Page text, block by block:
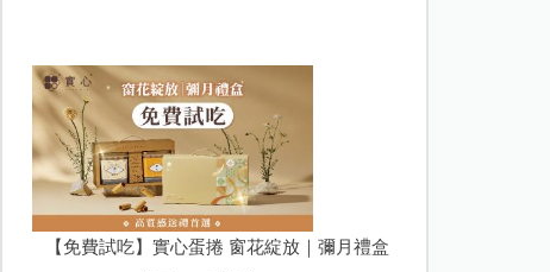
【免費試吃】實心蛋捲 窗花綻放｜彌月禮盒